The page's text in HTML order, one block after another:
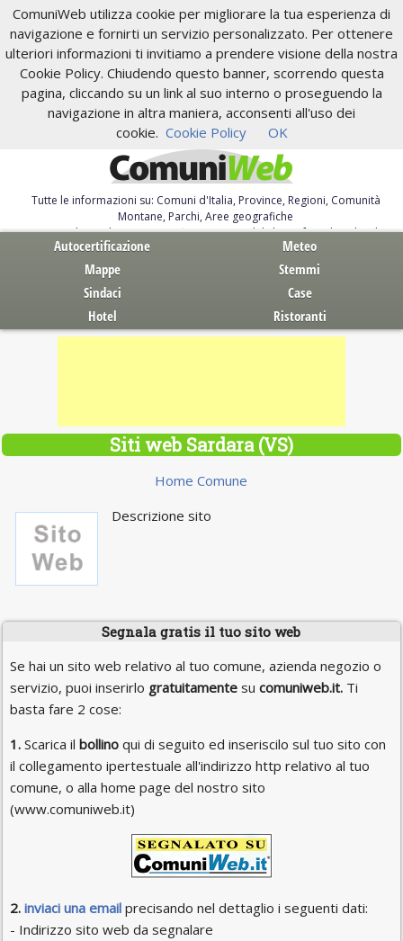
ComuniWeb utilizza cookie per migliorare la tua esperienza di
navigazione e fornirti un servizio personalizzato. Per ottenere
ulteriori informazioni ti invitiamo a prendere visione della nostra
Cookie Policy. Chiudendo questo banner, scorrendo questa
pagina, cliccando su un link al suo interno o proseguendo la
navigazione in altra maniera, acconsenti all'uso dei
cookie. Cookie Policy OK
Tutte le informazioni su: Comuni d'Italia, Province, Regioni, Comunità
Montane, Parchi, Aree geografiche
Servizi al Cittadino. Autocertificazione, moduli, leggi, free download
Autocertificazione
Meteo
Mappe
Stemmi
Sindaci
Case
Hotel
Ristoranti
Siti web Sardara (VS)
Home Comune
Descrizione sito
Segnala gratis il tuo sito web
Se hai un sito web relativo al tuo comune, azienda negozio o
servizio, puoi inserirlo gratuitamentesu comuniweb.it.Ti
basta fare 2 cose:
1.Scarica il bollinoqui di seguito ed inseriscilo sul tuo sito con
il collegamento ipertestuale all'indirizzo http relativo al tuo
comune, o alla home page del nostro sito
(www.comuniweb.it)
2. inviaci una emailprecisando nel dettaglio i seguenti dati:
- Indirizzo sito web da segnalare